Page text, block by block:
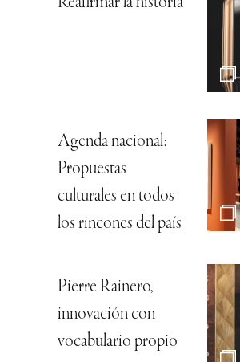
Agenda nacional:
Propuestas
culturales en todos
los rincones del país
Pierre Rainero,
innovación con
vocabulario propio